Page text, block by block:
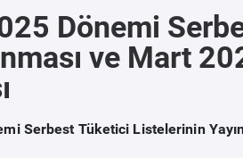
Dönemi
ve Mart
Serbest Tüketici Listelerinin